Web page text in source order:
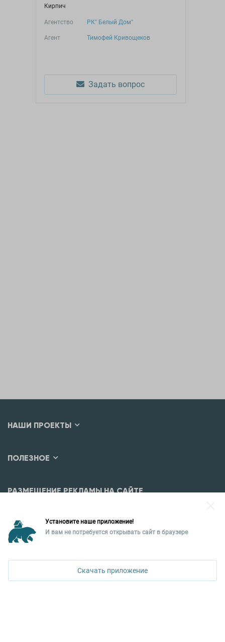
Кирпич
Агентство РК" Белый Дом"
Агент Тимофей Кривощеков
Задать вопрос
НАШИ ПРОЕКТЫ
ПОЛЕЗНОЕ
РАЗМЕЩЕНИЕ РЕКЛАМЫ НА САЙТЕ
Уральская палата недвижимости
ул. Горького, 65, 0 подъезд, 3 этаж
Установите наше приложение!
И вам не потребуется открывать сайт в браузере
Скачать приложение